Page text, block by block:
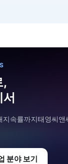
,
서
지속률까지태영씨앤
분야 보기